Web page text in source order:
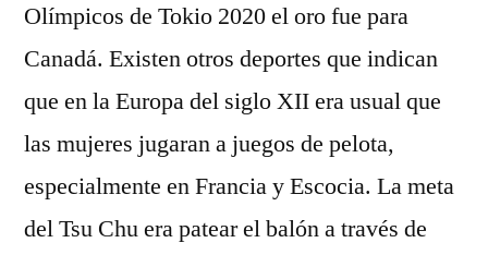
Olímpicos de Tokio 2020 el oro fue para
Canadá. Existen otros deportes que indican
que en la Europa del siglo XII era usual que
las mujeres jugaran a juegos de pelota,
especialmente en Francia y Escocia. La meta
del Tsu Chu era patear el balón a través de